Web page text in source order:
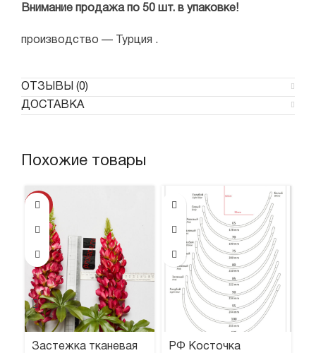
Внимание продажа по 50 шт. в упаковке!
производство — Турция .
ОТЗЫВЫ (0)
ДОСТАВКА
Похожие товары
Застежка тканевая
РФ Косточка